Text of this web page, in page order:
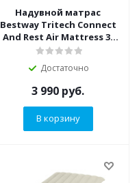
Надувной матрас
Bestway Tritech Connect
And Rest Air Mattress 3-
в-1, 188х99х25 см (Bestway
Достаточно
3 990 руб.
В корзину